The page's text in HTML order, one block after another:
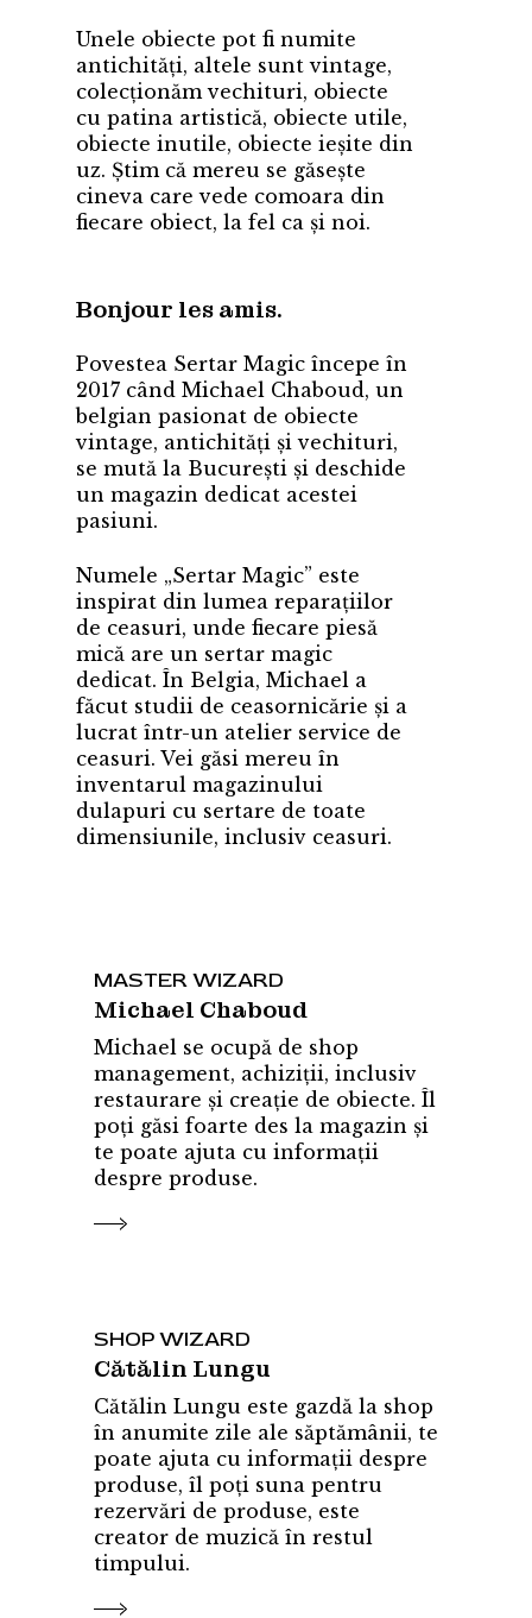
Unele obiecte pot fi numite
antichități, altele sunt vintage,
colecționăm vechituri, obiecte
cu patina artistică, obiecte utile,
obiecte inutile, obiecte ieșite din
uz. Știm că mereu se găsește
cineva care vede comoara din
fiecare obiect, la fel ca și noi.
Bonjour les amis.
Povestea Sertar Magic începe în
2017 când Michael Chaboud, un
belgian pasionat de obiecte
vintage, antichități și vechituri,
se mută la București și deschide
un magazin dedicat acestei
pasiuni.
Numele „Sertar Magic” este
inspirat din lumea reparațiilor
de ceasuri, unde fiecare piesă
mică are un sertar magic
dedicat. În Belgia, Michael a
făcut studii de ceasornicărie și a
lucrat într-un atelier service de
ceasuri. Vei găsi mereu în
inventarul magazinului
dulapuri cu sertare de toate
dimensiunile, inclusiv ceasuri.
MASTER WIZARD
Michael Chaboud
Michael se ocupă de shop
management, achiziții, inclusiv
restaurare și creație de obiecte. Îl
poți găsi foarte des la magazin și
te poate ajuta cu informații
despre produse.
SHOP WIZARD
Cătălin Lungu
Cătălin Lungu este gazdă la shop
în anumite zile ale săptămânii, te
poate ajuta cu informații despre
produse, îl poți suna pentru
rezervări de produse, este
creator de muzică în restul
timpului.